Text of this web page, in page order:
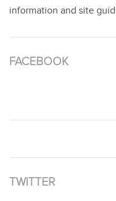
information and site
FACEBOOK
TWITTER